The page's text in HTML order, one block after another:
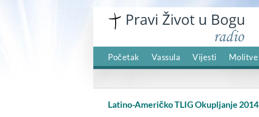
Početak Vassula Vijesti Molitve
Latino-Američko TLIG Okupljanje 2014